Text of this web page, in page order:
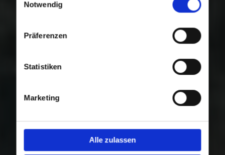
Nutzung der Dienste gesammelt haben.
Notwendig
Präferenzen
Statistiken
Marketing
Alle zulassen